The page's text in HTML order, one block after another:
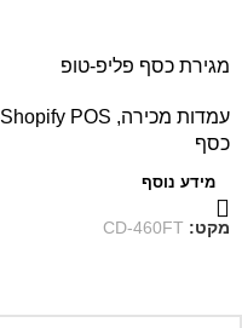
מגירת כסף פליפ-טופ
עמדות מכירה, Shopify POS-חומרה ל
כסף
מידע נוסף
מקט: CD-460FT